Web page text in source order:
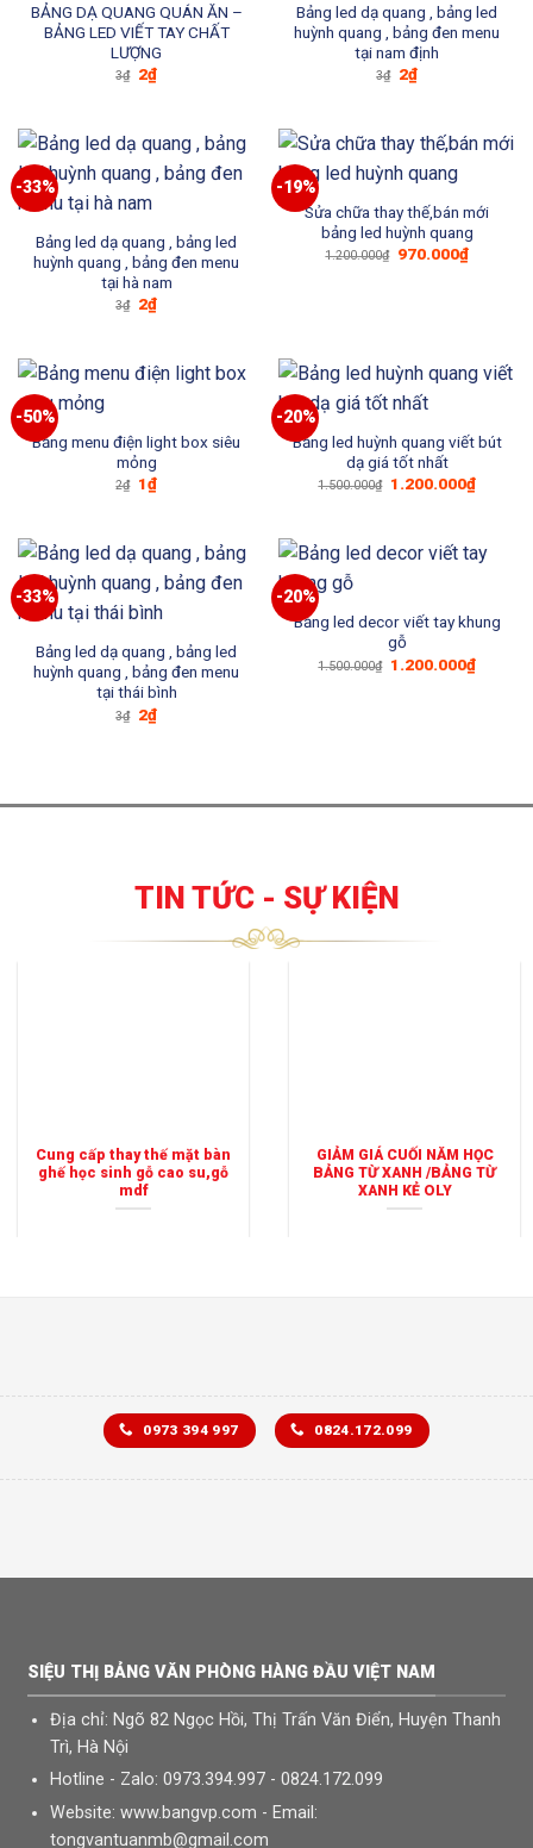
BẢNG DẠ QUANG QUÁN ĂN –
BẢNG LED VIẾT TAY CHẤT
LƯỢNG
3₫ Giá
gốc
2₫Giá
hiện
Bảng led dạ quang , bảng led
huỳnh quang , bảng đen menu
tại nam định
3₫ Giá
gốc
2₫Giá
hiện
2₫.
-33%
Bảng led dạ quang , bảng led
huỳnh quang , bảng đen menu
tại hà nam
3₫ Giá
gốc
2₫Giá
hiện
2₫.
-19%
Sửa chữa thay thế,bán mới
bảng led huỳnh quang
1.200.000₫ Giá
970.000₫Giá
hiện
-50%
Bảng menu điện light box siêu
mỏng
2₫ Giá
gốc
1₫Giá
hiện
1₫.
-20%
Bảng led huỳnh quang viết bút
dạ giá tốt nhất
1.500.000₫ Giá
1.200.000₫Giá
hiện
-33%
Bảng led dạ quang , bảng led
huỳnh quang , bảng đen menu
tại thái bình
3₫ Giá
gốc
2₫Giá
hiện
-20%
Bảng led decor viết tay khung
gỗ
1.500.000₫ Giá
1.200.000₫Giá
hiện
TIN TỨC - SỰ KIỆN
Cung cấp thay thế mặt bàn
ghế học sinh gỗ cao su,gỗ
mdf
GIẢM GIÁ CUỐI NĂM HỌC
BẢNG TỪ XANH /BẢNG TỪ
XANH KẺ OLY
0973 394 997 0824.172.099
SIỆU THỊ BẢNG VĂN PHÒNG HÀNG ĐẦU VIỆT NAM
Địa chỉ: Ngõ 82 Ngọc Hồi, Thị Trấn Văn Điển, Huyện Thanh
Trì, Hà Nội
Hotline - Zalo: 0973.394.997 - 0824.172.099
Website: www.bangvp.com - Email:
tongvantuanmb@gmail.com